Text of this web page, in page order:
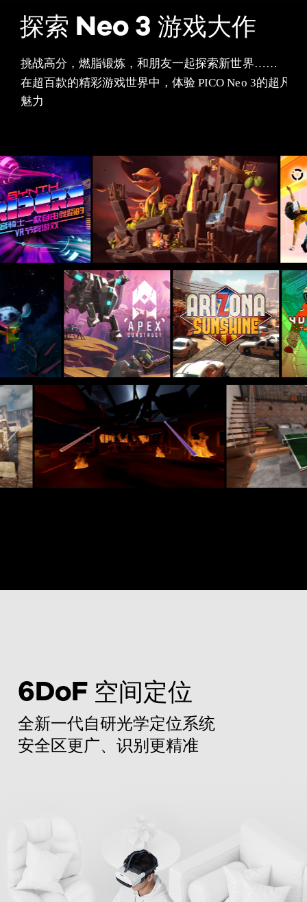
挑战高分，燃脂锻炼，和朋友一起探索新世界……
在超百款的精彩游戏世界中，体验 PICO Neo 3的超凡
魅力
探索 Neo 3 游戏大作
6DoF 空间定位
全新一代自研光学定位系统
安全区更广、识别更精准